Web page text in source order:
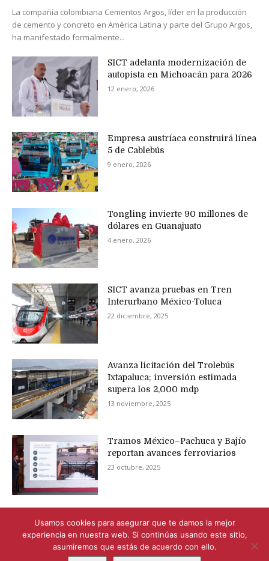
La compañía colombiana Cementos Argos, líder en la producción
de cemento y concreto en América Latina y parte del Grupo Argos,
ha manifestado formalmente...
SICT adelanta modernización de
autopista en Michoacán para 2026
12 enero, 2026
Empresa austríaca construirá línea
5 de Cablebús
9 enero, 2026
Tongling invierte 90 millones de
dólares en Guanajuato
4 enero, 2026
SICT avanza pruebas en Tren
Interurbano México-Toluca
22 diciembre, 2025
Avanza licitación del Trolebús
Ixtapaluca; inversión estimada
supera los 2,000 mdp
13 noviembre, 2025
Tramos México–Pachuca y Bajío
reportan avances ferroviarios
23 octubre, 2025
Usamos cookies para asegurar que te damos la mejor
experiencia en nuestra web. Si continúas usando este sitio,
asumiremos que estás de acuerdo con ello.